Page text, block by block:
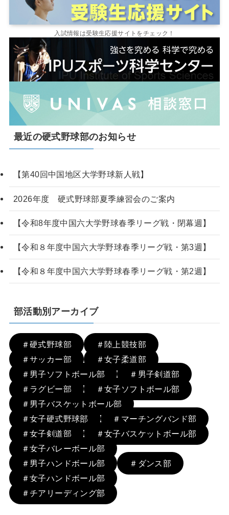
入試情報は受験生応援サイトをチェック！
最近の硬式野球部のお知らせ
【第40回中国地区大学野球新人戦】
2026年度 硬式野球部夏季練習会のご案内
【令和8年度中国六大学野球春季リーグ戦・閉幕週】
【令和８年度中国六大学野球春季リーグ戦・第3週】
【令和８年度中国六大学野球春季リーグ戦・第2週】
部活動別アーカイブ
＃硬式野球部
＃陸上競技部
＃サッカー部
＃女子柔道部
＃男子ソフトボール部
＃男子剣道部
＃ラグビー部
＃女子ソフトボール部
＃男子バスケットボール部
＃女子硬式野球部
＃マーチングバンド部
＃女子剣道部
＃女子バスケットボール部
＃女子バレーボール部
＃男子ハンドボール部
＃ダンス部
＃女子ハンドボール部
＃チアリーディング部